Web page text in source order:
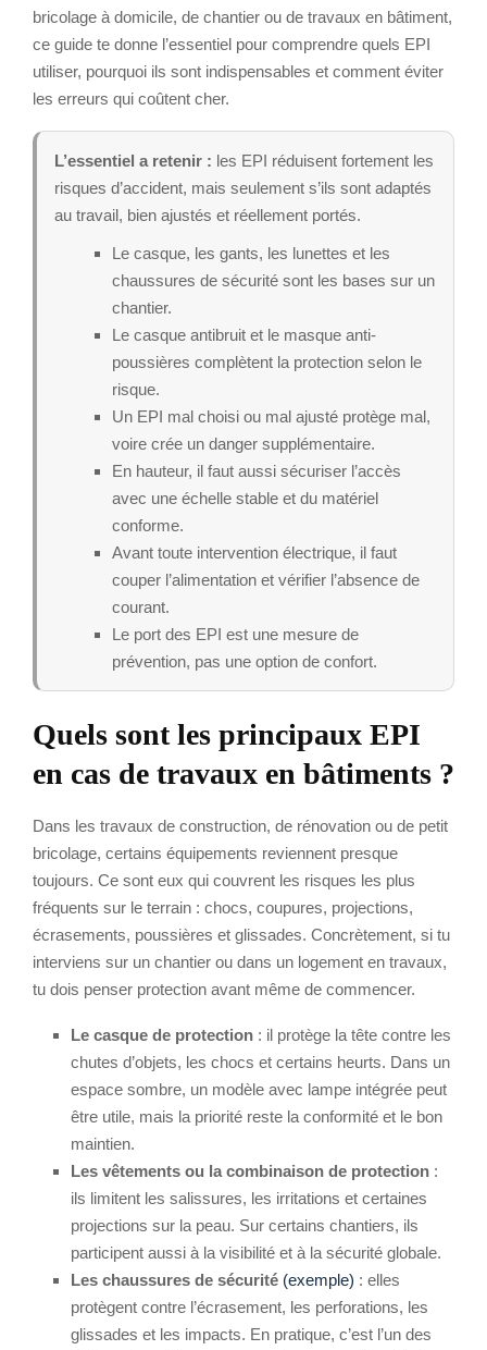
bricolage à domicile, de chantier ou de travaux en bâtiment,
ce guide te donne l’essentiel pour comprendre quels EPI
utiliser, pourquoi ils sont indispensables et comment éviter
les erreurs qui coûtent cher.
L’essentiel a retenir : les EPI réduisent fortement les
risques d’accident, mais seulement s’ils sont adaptés
au travail, bien ajustés et réellement portés.
Le casque, les gants, les lunettes et les
chaussures de sécurité sont les bases sur un
chantier.
Le casque antibruit et le masque anti-
poussières complètent la protection selon le
risque.
Un EPI mal choisi ou mal ajusté protège mal,
voire crée un danger supplémentaire.
En hauteur, il faut aussi sécuriser l’accès
avec une échelle stable et du matériel
conforme.
Avant toute intervention électrique, il faut
couper l’alimentation et vérifier l’absence de
courant.
Le port des EPI est une mesure de
prévention, pas une option de confort.
Quels sont les principaux EPI
en cas de travaux en bâtiments ?
Dans les travaux de construction, de rénovation ou de petit
bricolage, certains équipements reviennent presque
toujours. Ce sont eux qui couvrent les risques les plus
fréquents sur le terrain : chocs, coupures, projections,
écrasements, poussières et glissades. Concrètement, si tu
interviens sur un chantier ou dans un logement en travaux,
tu dois penser protection avant même de commencer.
Le casque de protection : il protège la tête contre les
chutes d’objets, les chocs et certains heurts. Dans un
espace sombre, un modèle avec lampe intégrée peut
être utile, mais la priorité reste la conformité et le bon
maintien.
Les vêtements ou la combinaison de protection :
ils limitent les salissures, les irritations et certaines
projections sur la peau. Sur certains chantiers, ils
participent aussi à la visibilité et à la sécurité globale.
Les chaussures de sécurité (exemple) : elles
protègent contre l’écrasement, les perforations, les
glissades et les impacts. En pratique, c’est l’un des